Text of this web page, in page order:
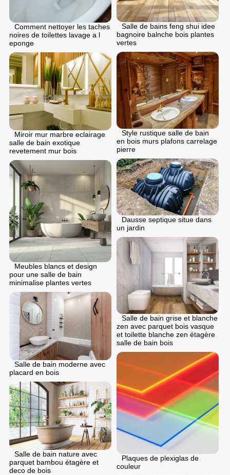
Salle de bains feng shui idee
bagnoire balnche bois plantes
vertes
Comment nettoyer les taches
noires de toilettes lavage a l
eponge
Style rustique salle de bain
en bois murs plafons carrelage
pierre
Miroir mur marbre eclairage
salle de bain exotique
revetement mur bois
Dausse septique situe dans
un jardin
Meubles blancs et design
pour une salle de bain
minimalise plantes vertes
Salle de bain grise et blanche
zen avec parquet bois vasque
et toilette blanche zen étagère
salle de bain bois
Salle de bain moderne avec
placard en bois
Plaques de plexiglas de
couleur
Salle de bain nature avec
parquet bambou étagère et
deco de bois